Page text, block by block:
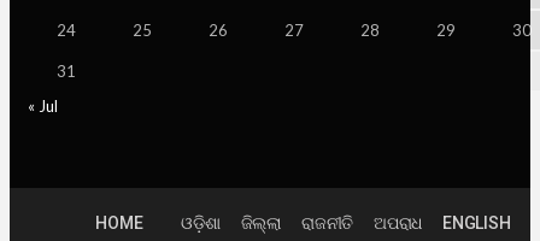
24 25 26 27 28 29 30
31
« Jul
HOME ଓଡ଼ିଶା ଜିଲ୍ଲା ରାଜନୀତି ଅପରାଧ ENGLISH